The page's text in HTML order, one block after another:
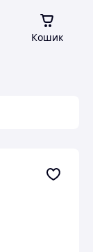
Кошик